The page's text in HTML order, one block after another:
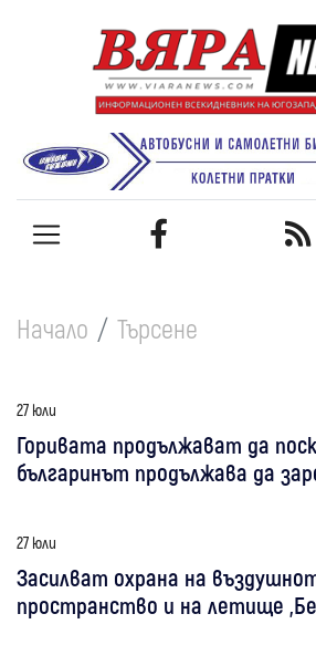
Начало Търсене
27 юли
Горивата продължават да
българинът продължава да
27 юли
Засилват охрана на
пространство и на летище